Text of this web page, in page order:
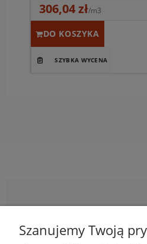
306,04 zł/m3
DO KOSZYKA
Newsletter
Szanujemy Twoją